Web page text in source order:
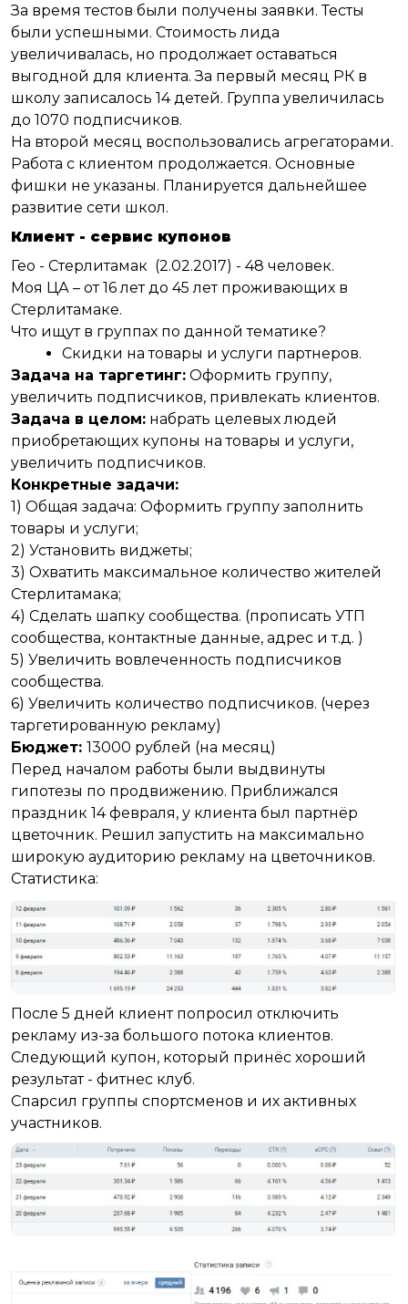
За время тестов были получены заявки. Тесты
были успешными. Стоимость лида
увеличивалась, но продолжает оставаться
выгодной для клиента. За первый месяц РК в
школу записалось 14 детей. Группа увеличилась
до 1070 подписчиков.
На второй месяц воспользовались агрегаторами.
Работа с клиентом продолжается. Основные
фишки не указаны. Планируется дальнейшее
развитие сети школ.
Клиент - сервис купонов
Гео - Стерлитамак (2.02.2017) - 48 человек.
Моя ЦА – от 16 лет до 45 лет проживающих в
Стерлитамаке.
Что ищут в группах по данной тематике?
Скидки на товары и услуги партнеров.
Задача на таргетинг: Оформить группу,
увеличить подписчиков, привлекать клиентов.
Задача в целом: набрать целевых людей
приобретающих купоны на товары и услуги,
увеличить подписчиков.
Конкретные задачи:
1) Общая задача: Оформить группу заполнить
товары и услуги;
2) Установить виджеты;
3) Охватить максимальное количество жителей
Стерлитамака;
4) Сделать шапку сообщества. (прописать УТП
сообщества, контактные данные, адрес и т.д. )
5) Увеличить вовлеченность подписчиков
сообщества.
6) Увеличить количество подписчиков. (через
таргетированную рекламу)
Бюджет: 13000 рублей (на месяц)
Перед началом работы были выдвинуты
гипотезы по продвижению. Приближался
праздник 14 февраля, у клиента был партнёр
цветочник. Решил запустить на максимально
широкую аудиторию рекламу на цветочников.
Статистика:
После 5 дней клиент попросил отключить
рекламу из-за большого потока клиентов.
Следующий купон, который принёс хороший
результат - фитнес клуб.
Спарсил группы спортсменов и их активных
участников.